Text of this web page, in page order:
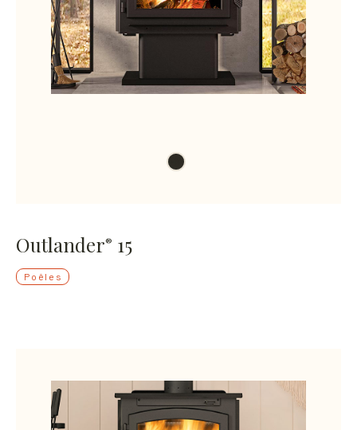
Outlander® 15
Poêles